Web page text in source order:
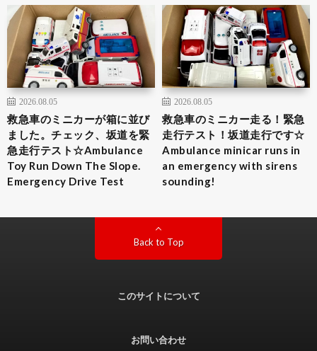
2026.08.05
救急車のミニカーが箱に並び
ました。チェック、坂道を緊
急走行テスト☆Ambulance
Toy Run Down The Slope.
Emergency Drive Test
2026.08.05
救急車のミニカー走る！緊急
走行テスト！坂道走行です☆
Ambulance minicar runs in
an emergency with sirens
sounding!
Back to Top
このサイトについて
お問い合わせ